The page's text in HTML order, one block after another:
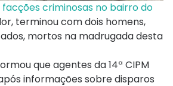
criminosas no bairro do
terminou com dois homens,
mortos na madrugada desta
que agentes da 14ª CIPM
informações sobre disparos